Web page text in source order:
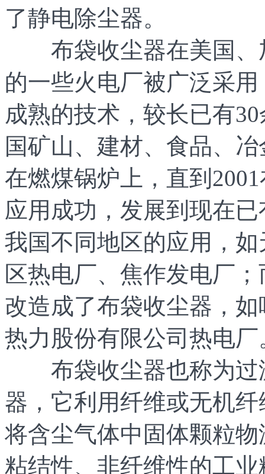
了静电除尘器。
布袋收尘器在美国、
的一些火电厂被广泛采
成熟的技术，较长已有
国矿山、建材、食品、
在燃煤锅炉上，直到
应用成功，发展到现在
我国不同地区的应用，
区热电厂、焦作发电厂
改造成了布袋收尘器，
热力股份有限公司热电厂
布袋收尘器也称为过
器，它利用纤维或无机
将含尘气体中固体颗粒
粘结性、非纤维性的工